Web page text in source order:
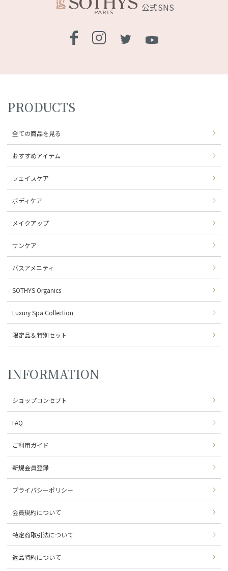
公式SNS
PRODUCTS
全ての商品を見る
おすすめアイテム
フェイスケア
ボディケア
メイクアップ
サンケア
バスアメニティ
SOTHYS Organics
Luxury Spa Collection
限定品＆特別セット
INFORMATION
ショップコンセプト
FAQ
ご利用ガイド
新規会員登録
プライバシーポリシー
会員規約について
特定商取引法について
返品特約について